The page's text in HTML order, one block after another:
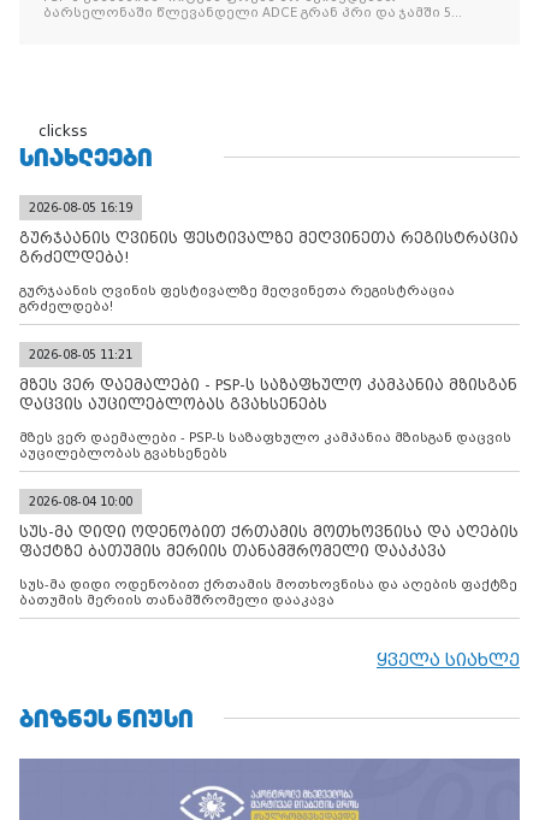
ბარსელონაში წლევანდელი ADCE გრან პრი და ჯამში 5
clickss
ᲡᲘᲐᲮᲚᲔᲔᲑᲘ
2026-08-05 16:19
გურჯაანის ღვინის ფესტივალზე მეღვინეთა რეგისტრაცია
გრძელდება!
გურჯაანის ღვინის ფესტივალზე მეღვინეთა რეგისტრაცია
გრძელდება!
2026-08-05 11:21
მზეს ვერ დაემალები - PSP-ს საზაფხულო კამპანია მზისგან
დაცვის აუცილებლობას გვახსენებს
მზეს ვერ დაემალები - PSP-ს საზაფხულო კამპანია მზისგან დაცვის
აუცილებლობას გვახსენებს
2026-08-04 10:00
სუს-მა დიდი ოდენობით ქრთამის მოთხოვნისა და აღების
ფაქტზე ბათუმის მერიის თანამშრომელი დააკავა
სუს-მა დიდი ოდენობით ქრთამის მოთხოვნისა და აღების ფაქტზე
ბათუმის მერიის თანამშრომელი დააკავა
ყველა სიახლე
ᲑᲘᲖᲜᲔᲡ ᲜᲘᲣᲡᲘ